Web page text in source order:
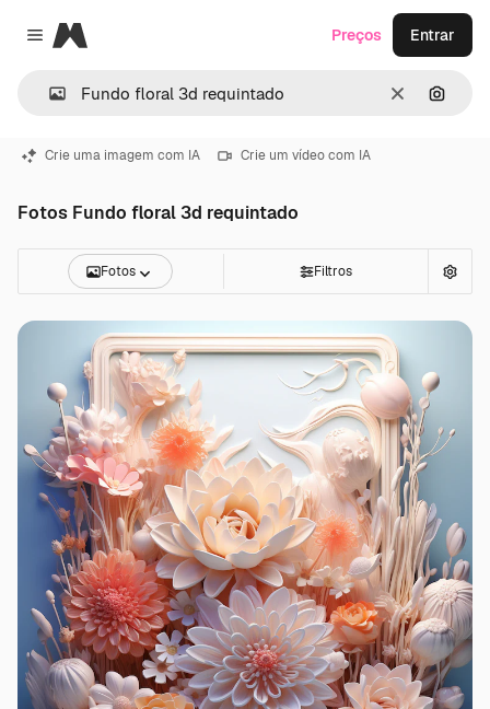
Close menu
Magnific
Limpar
Preços Entrar
Crie uma imagem com IA Crie um vídeo com IA
Fotos Fundo floral 3d requintado
Fotos Filtros